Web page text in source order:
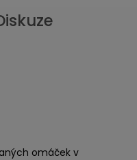
omáček v